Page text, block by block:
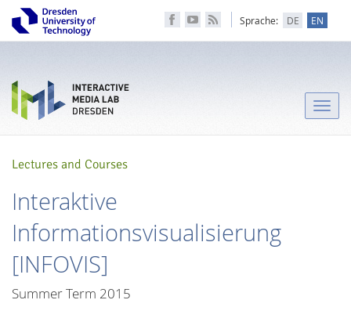
Sprache: DE EN
Toggle
Lectures and Courses
Interaktive
Informationsvisualisierung
[INFOVIS]
Summer Term 2015